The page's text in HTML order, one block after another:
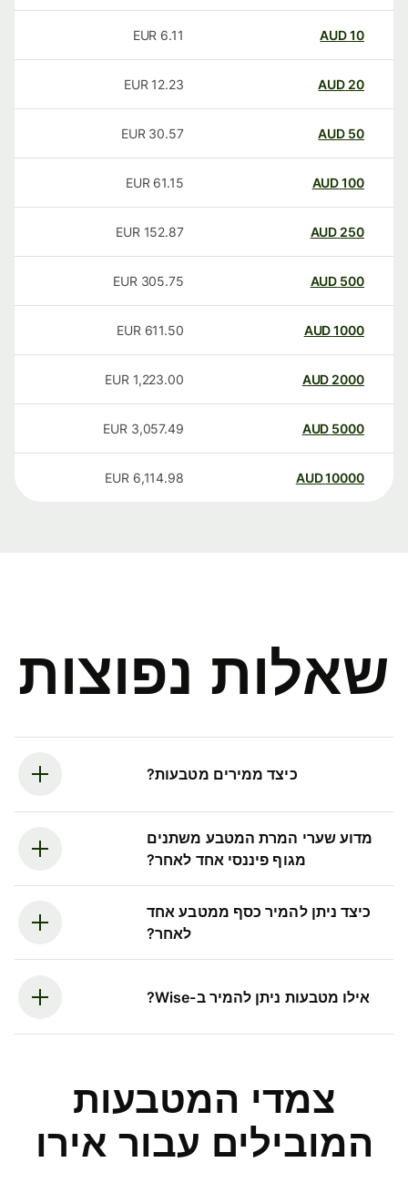
AUD
6.11
EUR
20
AUD
12.23
EUR
50
AUD
30.57
EUR
100
AUD
61.15
EUR
250
AUD
152.87
EUR
500
AUD
305.75
EUR
1000
AUD
611.50
EUR
2000
AUD
1,223.00
EUR
5000
AUD
3,057.49
EUR
10000
AUD
6,114.98
EUR
שאלות נפוצות
כיצד ממירים מטבעות?
מדוע שערי המרת המטבע משתנים
מגוף פיננסי אחד לאחר?
כיצד ניתן להמיר כסף ממטבע אחד
לאחר?
אילו מטבעות ניתן להמיר ב-Wise?
צמדי המטבעות
המובילים עבור אירו